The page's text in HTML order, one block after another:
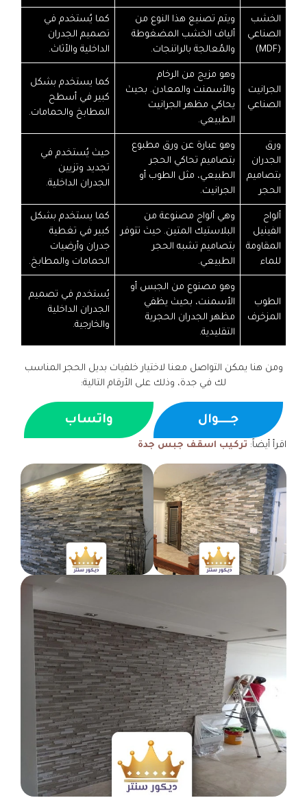
الخشب
الصناعي
(MDF)
ويتم تصنيع هذا النوع من
ألياف الخشب المضغوطة
والمُعالجة بالراتنجات.
كما يُستخدم في
تصميم الجدران
الداخلية والأثاث.
الجرانيت
الصناعي
وهو مزيج من الرخام
والأسمنت والمعادن. بحيث
يحاكي مظهر الجرانيت
الطبيعي.
كما يستخدم بشكل
كبير في أسطح
المطابخ والحمامات.
ورق
الجدران
بتصاميم
الحجر
وهو عبارة عن ورق مطبوع
بتصاميم تحاكي الحجر
الطبيعي، مثل الطوب أو
الجرانيت.
حيث يُستخدم في
تجديد وتزيين
الجدران الداخلية.
ألواح
الفينيل
المقاومة
للماء
وهي ألواح مصنوعة من
البلاستيك المتين. حيث تتوفر
بتصاميم تشبه الحجر
الطبيعي.
كما يستخدم بشكل
كبير في تغطية
جدران وأرضيات
الحمامات والمطابخ.
الطوب
المزخرف
وهو مصنوع من الجبس أو
الأسمنت، بحيث يظفي
مظهر الجدران الحجرية
التقليدية.
يُستخدم في تصميم
الجدران الداخلية
والخارجية.
ومن هنا يمكن التواصل معنا لاختيار خلفيات بديل الحجر المناسب
لك في جدة، وذلك على الأرقام التالية:
جــــوال واتساب
اقرأ أيضاً: تركيب اسقف جبس جدة